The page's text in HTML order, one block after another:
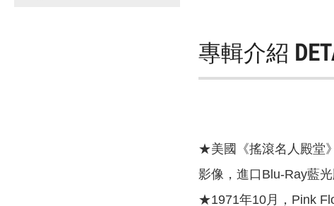
專輯介紹
★美國《搖滾名人殿堂
影像，進口Blu-Ray藍
★1971年10月，Pink